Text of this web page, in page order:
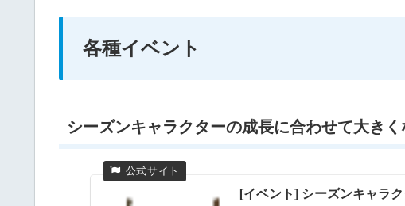
各種イベント
シーズンキャラクターの成長に合わせて大きく
[イベント] シーズンキャラ